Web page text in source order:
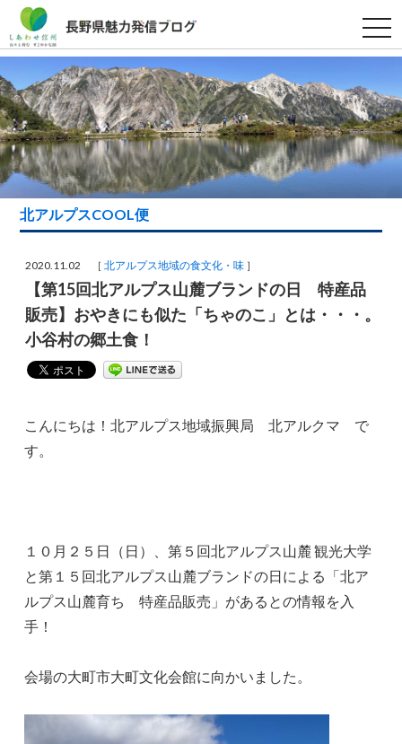
t
o
g
e
n
a
v
i
g
i
北アルプスCOOL便
2020.11.02 ［北アルプス地域の食文化・味 ］
【第15回北アルプス山麓ブランドの日 特産品
販売】おやきにも似た「ちゃのこ」とは・・・。
小谷村の郷土食！
こんにちは！北アルプス地域振興局 北アルクマ で
す。
１０月２５日（日）、第５回北アルプス山麓 観光大学
と第１５回北アルプス山麓ブランドの日による「北ア
ルプス山麓育ち 特産品販売」があるとの情報を入
手！
会場の大町市大町文化会館に向かいました。